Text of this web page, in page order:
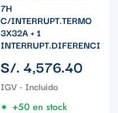
7H
C/INTERRUPT.TERMO
3X32A + 1
INTERRUPT.DIFERENCIAL
Precio
regular
S/. 4,576.40
+50 en stock